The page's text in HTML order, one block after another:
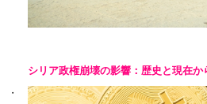
シリア政権崩壊の影響：歴史と現在